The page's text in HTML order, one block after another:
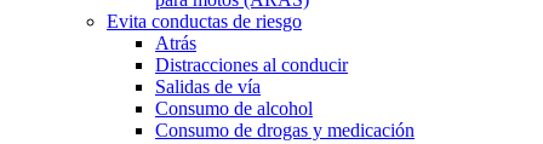
Evita conductas de riesgo
Atrás
Distracciones al conducir
Salidas de vía
Consumo de alcohol
Consumo de drogas y medicación